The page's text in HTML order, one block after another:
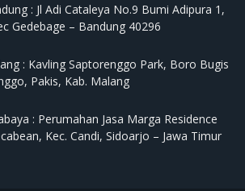
: Jl Adi Cataleya No.9 Bumi Adipura 1,
Gedebage – Bandung 40296
: Kavling Saptorenggo Park, Boro Bugis
Pakis, Kab. Malang
: Perumahan Jasa Marga Residence
Kec. Candi, Sidoarjo – Jawa Timur